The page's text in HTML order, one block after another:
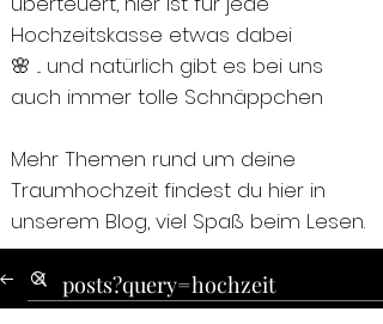
Hochzeitskasse etwas dabei
🌸 ... und natürlich gibt es bei uns
auch immer tolle Schnäppchen
Mehr Themen rund um deine
Traumhochzeit findest du hier in
unserem Blog, viel Spaß beim Lesen.